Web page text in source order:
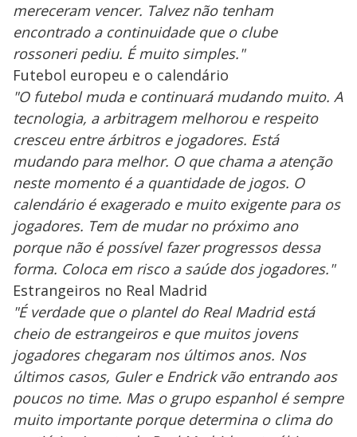
mereceram vencer. Talvez não tenham
encontrado a continuidade que o clube
rossoneri pediu. É muito simples."
Futebol europeu e o calendário
"O futebol muda e continuará mudando muito. A
tecnologia, a arbitragem melhorou e respeito
cresceu entre árbitros e jogadores. Está
mudando para melhor. O que chama a atenção
neste momento é a quantidade de jogos. O
calendário é exagerado e muito exigente para os
jogadores. Tem de mudar no próximo ano
porque não é possível fazer progressos dessa
forma. Coloca em risco a saúde dos jogadores."
Estrangeiros no Real Madrid
"É verdade que o plantel do Real Madrid está
cheio de estrangeiros e que muitos jovens
jogadores chegaram nos últimos anos. Nos
últimos casos, Guler e Endrick vão entrando aos
poucos no time. Mas o grupo espanhol é sempre
muito importante porque determina o clima do